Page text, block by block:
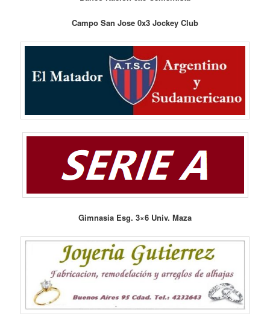
Campo San Jose 0x3 Jockey Club
Gimnasia Esg. 3×6 Univ. Maza